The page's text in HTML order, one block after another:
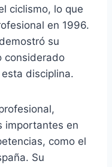
ciclismo, lo que
en 1996.
su
considerado
disciplina.
importantes en
como el
Su